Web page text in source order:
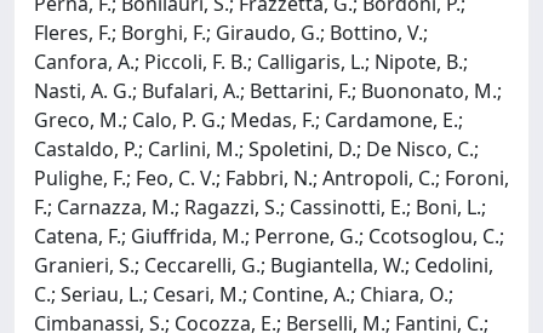
Fleres, F.; Borghi, F.; Giraudo, G.; Bottino, V.;
Canfora, A.; Piccoli, F. B.; Calligaris, L.; Nipote, B.;
Nasti, A. G.; Bufalari, A.; Bettarini, F.; Buononato, M.;
Greco, M.; Calo, P. G.; Medas, F.; Cardamone, E.;
Castaldo, P.; Carlini, M.; Spoletini, D.; De Nisco, C.;
Pulighe, F.; Feo, C. V.; Fabbri, N.; Antropoli, C.; Foroni,
F.; Carnazza, M.; Ragazzi, S.; Cassinotti, E.; Boni, L.;
Catena, F.; Giuffrida, M.; Perrone, G.; Ccotsoglou, C.;
Granieri, S.; Ceccarelli, G.; Bugiantella, W.; Cedolini,
C.; Seriau, L.; Cesari, M.; Contine, A.; Chiara, O.;
Cimbanassi, S.; Cocozza, E.; Berselli, M.; Fantini, C.;